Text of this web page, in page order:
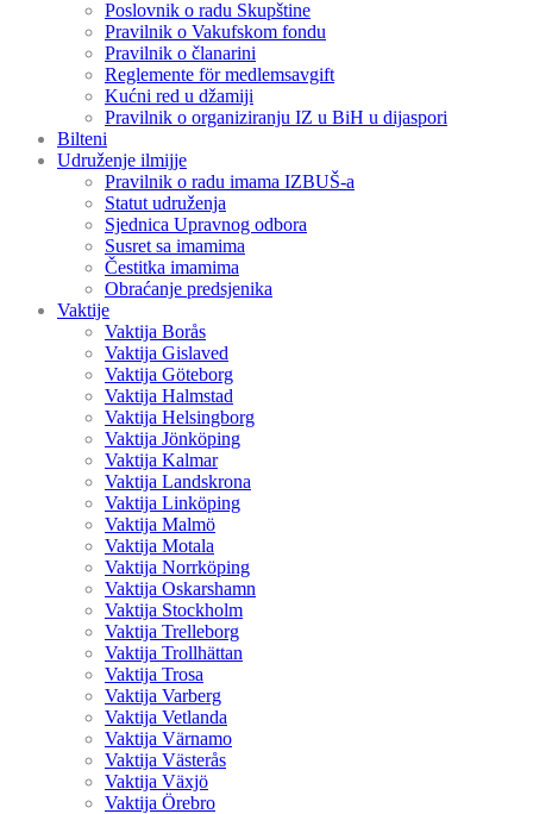
Poslovnik o radu Skupštine
Pravilnik o Vakufskom fondu
Pravilnik o članarini
Reglemente för medlemsavgift
Kućni red u džamiji
Pravilnik o organiziranju IZ u BiH u dijaspori
Bilteni
Udruženje ilmijje
Pravilnik o radu imama IZBUŠ-a
Statut udruženja
Sjednica Upravnog odbora
Susret sa imamima
Čestitka imamima
Obraćanje predsjenika
Vaktije
Vaktija Borås
Vaktija Gislaved
Vaktija Göteborg
Vaktija Halmstad
Vaktija Helsingborg
Vaktija Jönköping
Vaktija Kalmar
Vaktija Landskrona
Vaktija Linköping
Vaktija Malmö
Vaktija Motala
Vaktija Norrköping
Vaktija Oskarshamn
Vaktija Stockholm
Vaktija Trelleborg
Vaktija Trollhättan
Vaktija Trosa
Vaktija Varberg
Vaktija Vetlanda
Vaktija Värnamo
Vaktija Västerås
Vaktija Växjö
Vaktija Örebro